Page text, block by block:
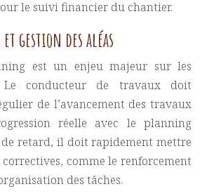
le suivi financier du chantier.
gestion des aléas
est un enjeu majeur sur les
Le conducteur de travaux doit
de l’avancement des travaux
réelle avec le planning
de retard, il doit rapidement mettre
comme le renforcement
des tâches.